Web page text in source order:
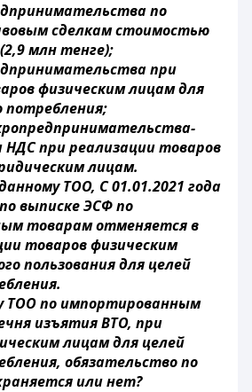
по
сделкам стоимостью
млн тенге);
при
физическим лицам для
потребления;
при реализации товаров
лицам.
ТОО, С 01.01.2021 года
выписке ЭСФ по
товарам отменяется в
товаров физическим
пользования для целей
ТОО по импортированным
изъятия ВТО, при
лицам для целей
обязательство по
или нет?